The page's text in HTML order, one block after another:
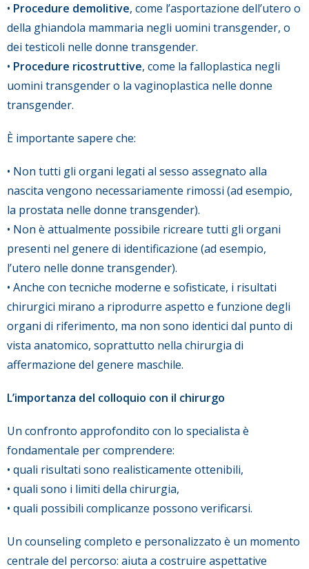
• Procedure demolitive, come l’asportazione dell’utero o
della ghiandola mammaria negli uomini transgender, o
dei testicoli nelle donne transgender.
• Procedure ricostruttive, come la falloplastica negli
uomini transgender o la vaginoplastica nelle donne
transgender.
È importante sapere che:
• Non tutti gli organi legati al sesso assegnato alla
nascita vengono necessariamente rimossi (ad esempio,
la prostata nelle donne transgender).
• Non è attualmente possibile ricreare tutti gli organi
presenti nel genere di identificazione (ad esempio,
l’utero nelle donne transgender).
• Anche con tecniche moderne e sofisticate, i risultati
chirurgici mirano a riprodurre aspetto e funzione degli
organi di riferimento, ma non sono identici dal punto di
vista anatomico, soprattutto nella chirurgia di
affermazione del genere maschile.
L’importanza del colloquio con il chirurgo
Un confronto approfondito con lo specialista è
fondamentale per comprendere:
• quali risultati sono realisticamente ottenibili,
• quali sono i limiti della chirurgia,
• quali possibili complicanze possono verificarsi.
Un counseling completo e personalizzato è un momento
centrale del percorso: aiuta a costruire aspettative